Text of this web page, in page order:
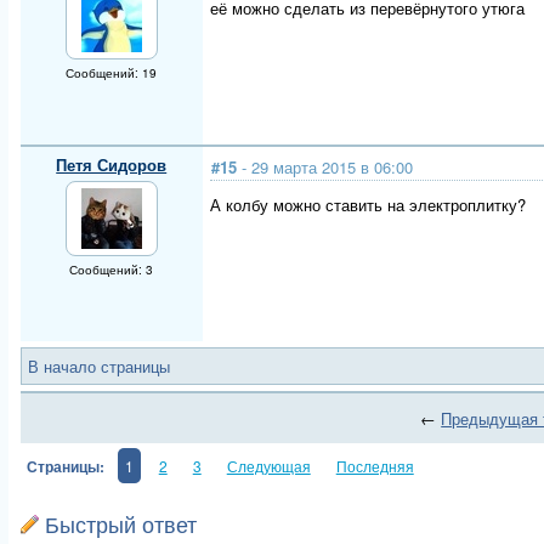
Сообщений: 19
её можно сделать из перевёрнутого утюга
Петя Сидоров
Сообщений: 3
#15- 29 марта 2015 в 06:00
А колбу можно ставить на электроплитку?
В начало страницы
← Предыдущая
Страницы: 1 2 3 Следующая Последняя
Быстрый ответ